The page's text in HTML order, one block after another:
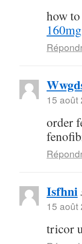
how
160mg
15 août
order
Isfhni
15 août
tricor